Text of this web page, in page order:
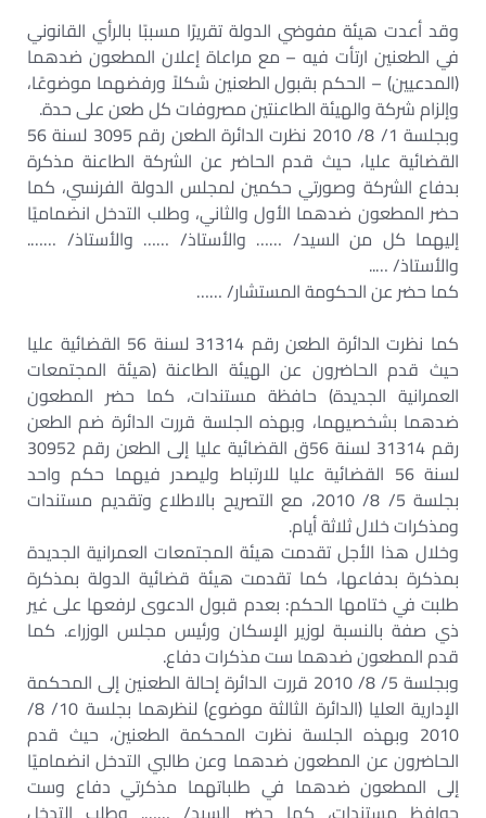
وقد أعدت هيئة مفوضي الدولة تقريرًا مسببًا بالرأي القانوني
في الطعنين ارتأت فيه – مع مراعاة إعلان المطعون ضدهما
(المدعيين) – الحكم بقبول الطعنين شكلاً ورفضهما موضوعًا،
وإلزام شركة والهيئة الطاعنتين مصروفات كل طعن على حدة.
وبجلسة 1/ 8/ 2010 نظرت الدائرة الطعن رقم 3095 لسنة 56
القضائية عليا، حيث قدم الحاضر عن الشركة الطاعنة مذكرة
بدفاع الشركة وصورتي حكمين لمجلس الدولة الفرنسي، كما
حضر المطعون ضدهما الأول والثاني، وطلب التدخل انضماميًا
إليهما كل من السيد/ …… والأستاذ/ …… والأستاذ/ …….
والأستاذ/ …..
كما حضر عن الحكومة المستشار/ ……
كما نظرت الدائرة الطعن رقم 31314 لسنة 56 القضائية عليا
حيث قدم الحاضرون عن الهيئة الطاعنة (هيئة المجتمعات
العمرانية الجديدة) حافظة مستندات، كما حضر المطعون
ضدهما بشخصيهما، وبهذه الجلسة قررت الدائرة ضم الطعن
رقم 31314 لسنة 56ق القضائية عليا إلى الطعن رقم 30952
لسنة 56 القضائية عليا للارتباط وليصدر فيهما حكم واحد
بجلسة 5/ 8/ 2010، مع التصريح بالاطلاع وتقديم مستندات
ومذكرات خلال ثلاثة أيام.
وخلال هذا الأجل تقدمت هيئة المجتمعات العمرانية الجديدة
بمذكرة بدفاعها، كما تقدمت هيئة قضائية الدولة بمذكرة
طلبت في ختامها الحكم: بعدم قبول الدعوى لرفعها على غير
ذي صفة بالنسبة لوزير الإسكان ورئيس مجلس الوزراء. كما
قدم المطعون ضدهما ست مذكرات دفاع.
وبجلسة 5/ 8/ 2010 قررت الدائرة إحالة الطعنين إلى المحكمة
الإدارية العليا (الدائرة الثالثة موضوع) لنظرهما بجلسة 10/ 8/
2010 وبهذه الجلسة نظرت المحكمة الطعنين، حيث قدم
الحاضرون عن المطعون ضدهما وعن طالبي التدخل انضماميًا
إلى المطعون ضدهما في طلباتهما مذكرتي دفاع وست